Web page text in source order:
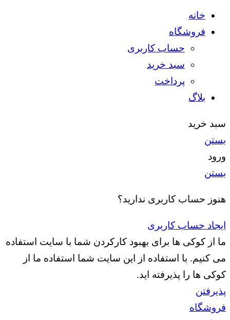
خانه
فروشگاه
حساب کاربری
سبد خرید
پرداخت
بلاگ
سبد خرید
بستن
ورود
بستن
هنوز حساب کاربری ندارید؟
ایجاد حساب کاربری
ما از کوکی ها برای بهبود کارکردن شما با سایت استفاده
می کنیم. با استفاده از این سایت شما استفاده ما از
کوکی ها را پذیرفته اید.
پذیرفتن
فروشگاه